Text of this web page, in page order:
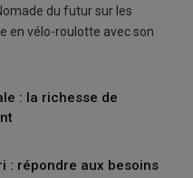
du futur sur les
en vélo-roulotte avec son
: la richesse de
: répondre aux besoins